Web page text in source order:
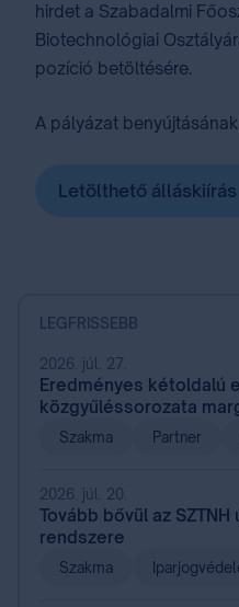
hirdet a Szabadalmi
Biotechnológiai
pozíció betöltésére.
A pályázat
Letölthető álláskiírás
LEGFRISSEBB
2026. júl. 27.
Eredményes kétoldalú
közgyűléssorozata
Szakma Partner
2026. júl. 20.
Tovább bővül az
rendszere
Szakma